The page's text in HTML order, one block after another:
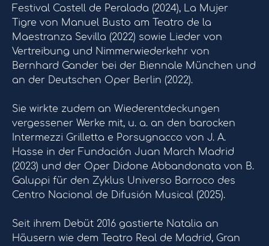
Festival Castell de Peralada (2024), La Mujer
Tigre von Manuel Busto am Teatro de la
Maestranza Sevilla (2022) sowie Lieder von
Vertreibung und Nimmerwiederkehr von
Bernhard Gander bei der Biennale München und
an der Deutschen Oper Berlin (2022).
Sie wirkte zudem an Wiederentdeckungen
vergessener Werke mit, u. a. an den barocken
Intermezzi Grilletta e Porsugnacco von J. A.
Hasse in der Fundación Juan March Madrid
(2023) und der Oper Didone Abbandonata von B.
Galuppi für den Zyklus Universo Barroco des
Centro Nacional de Difusión Musical (2025).
Seit ihrem Debüt 2016 gastierte Natalia an
Häusern wie dem Teatro Real de Madrid, Gran